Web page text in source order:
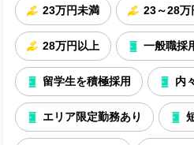
23万円未満 23～28万
28万円以上 一般職採
留学生を積極採用 内
エリア限定勤務あり